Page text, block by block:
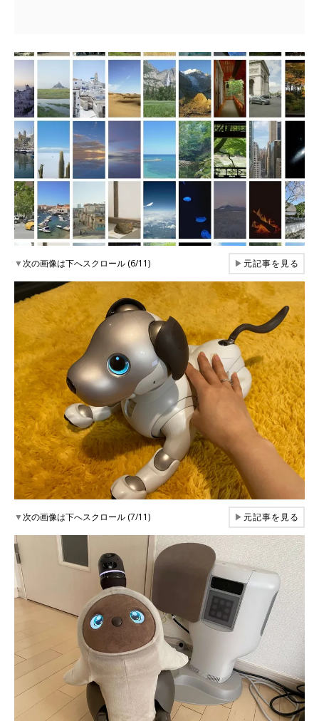
▼次の画像は下へスクロール (6/11) ▶元記事を見る
▼次の画像は下へスクロール (7/11) ▶元記事を見る